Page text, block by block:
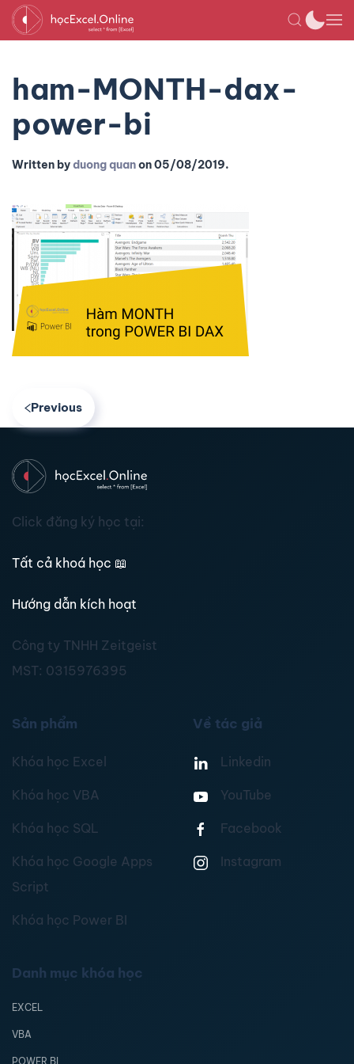
ham-MONTH-dax-
power-bi
Written byduong quanon05/08/2019.
Previous
Click đăng ký học tại:
Tất cả khoá học 📖
Hướng dẫn kích hoạt
Công ty TNHH Zeitgeist
MST: 0315976395
Sản phẩm
Khóa học Excel
Khóa học VBA
Khóa học SQL
Khóa học Google Apps
Script
Khóa học Power BI
Về tác giả
Linkedin
YouTube
Facebook
Instagram
Danh mục khóa học
EXCEL
VBA
POWER BI